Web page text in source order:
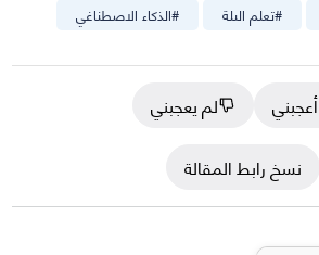
#الذكاء الاصطناغي #تعلم الىلة
أعجبني
لم يعجبني
نسخ رابط المقالة